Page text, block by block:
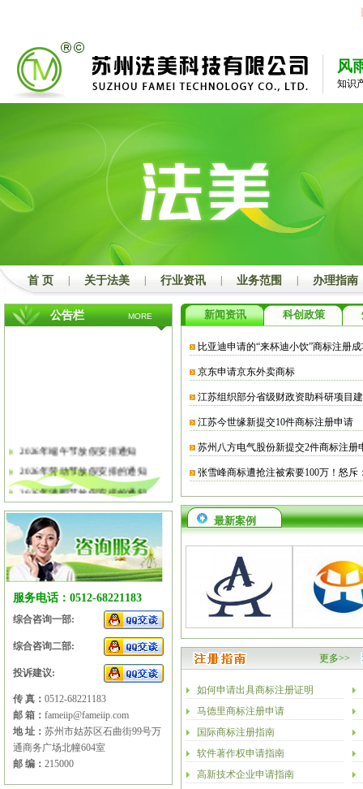
风
知识
首 页 关于法美 行业资讯 业务范围 办理指南
公告栏 MORE
2026年端午节放假安排通知
2026年劳动节放假安排的通知
2026年清明节放假安排的通知
关于软件企业评估有关工作的通知
2026年春节放假安排的通知
2026年元旦放假安排的通知
2025年国庆节、中秋节放假安排
2025年端午节放假安排的通知
2025年劳动节放假安排的通知
2025年清明节放假安排的通知
服务电话：0512-68221183
综合咨询一部:
综合咨询二部:
投诉建议:
传 真： 0512-68221183
邮 箱： fameiip@fameiip.com
地 址： 苏州市姑苏区石曲街99号万
通商务广场北幢604室
邮 编： 215000
新闻资讯 科创政策
比亚迪申请的“来杯迪小饮”商标注册
京东申请京东外卖商标
江苏组织部分省级财政资助科研项目
江苏今世缘新提交10件商标注册申请
苏州八方电气股份新提交2件商标注册
张雪峰商标遭抢注被索要100万！怒斥
最新案例
更多>>
如何申请出具商标注册证明
马德里商标注册申请
国际商标注册指南
软件著作权申请指南
高新技术企业申请指南